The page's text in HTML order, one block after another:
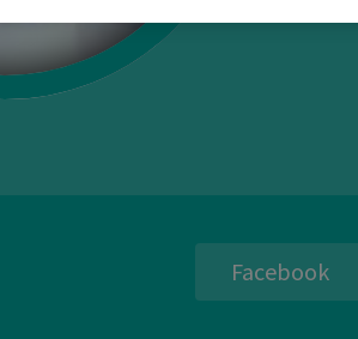
Facebook